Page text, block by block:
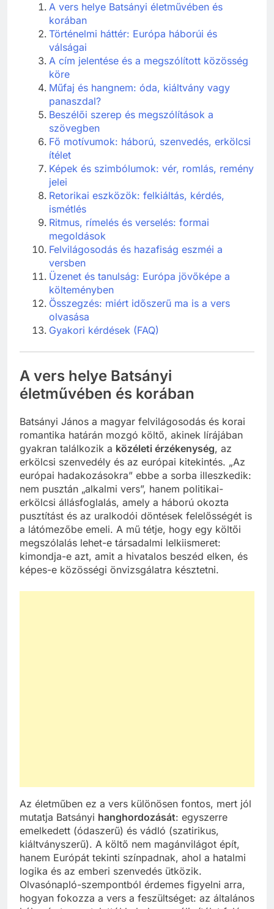
A vers helye Batsányi életművében és
korában
Történelmi háttér: Európa háborúi és
válságai
A cím jelentése és a megszólított közösség
köre
Műfaj és hangnem: óda, kiáltvány vagy
panaszdal?
Beszélői szerep és megszólítások a
szövegben
Fő motívumok: háború, szenvedés, erkölcsi
ítélet
Képek és szimbólumok: vér, romlás, remény
jelei
Retorikai eszközök: felkiáltás, kérdés,
ismétlés
Ritmus, rímelés és verselés: formai
megoldások
Felvilágosodás és hazafiság eszméi a
versben
Üzenet és tanulság: Európa jövőképe a
költeményben
Összegzés: miért időszerű ma is a vers
olvasása
Gyakori kérdések (FAQ)
A vers helye Batsányi
életművében és korában
Batsányi János a magyar felvilágosodás és korai
romantika határán mozgó költő, akinek lírájában
gyakran találkozik a közéleti érzékenység, az
erkölcsi szenvedély és az európai kitekintés. „Az
európai hadakozásokra” ebbe a sorba illeszkedik:
nem pusztán „alkalmi vers”, hanem politikai-
erkölcsi állásfoglalás, amely a háború okozta
pusztítást és az uralkodói döntések felelősségét is
a látómezőbe emeli. A mű tétje, hogy egy költői
megszólalás lehet-e társadalmi lelkiismeret:
kimondja-e azt, amit a hivatalos beszéd elken, és
képes-e közösségi önvizsgálatra késztetni.
Az életműben ez a vers különösen fontos, mert jól
mutatja Batsányi hanghordozását: egyszerre
emelkedett (ódaszerű) és vádló (szatirikus,
kiáltványszerű). A költő nem magánvilágot épít,
hanem Európát tekinti színpadnak, ahol a hatalmi
logika és az emberi szenvedés ütközik.
Olvasónapló-szempontból érdemes figyelni arra,
hogyan fokozza a vers a feszültséget: az általános